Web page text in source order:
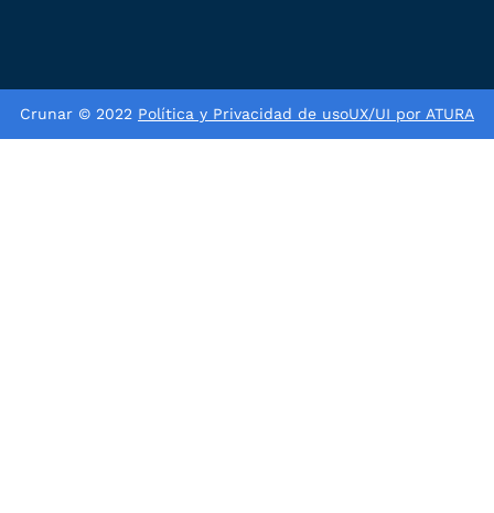
Crunar © 2022 Política y Privacidad de usoUX/UI por ATURA